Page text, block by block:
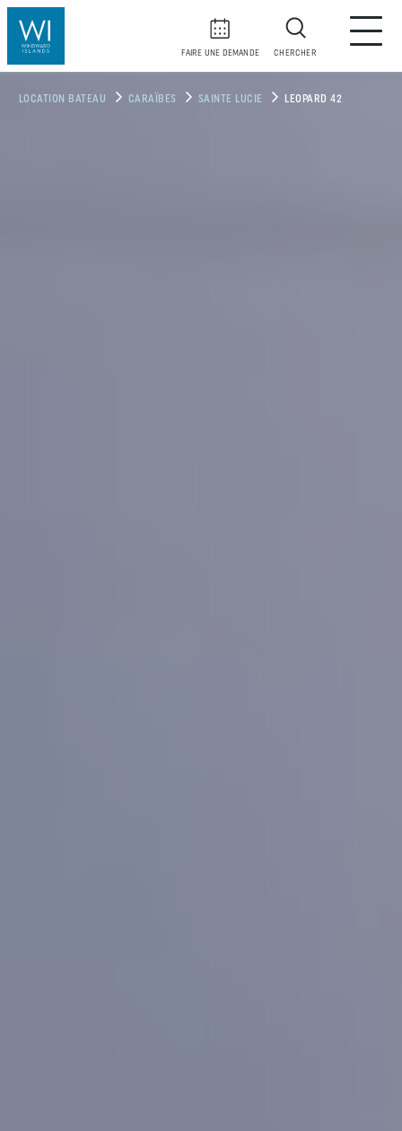
FAIRE UNE DEMANDE CHERCHER
LOCATION BATEAU CARAÏBES SAINTE LUCIE LEOPARD 42